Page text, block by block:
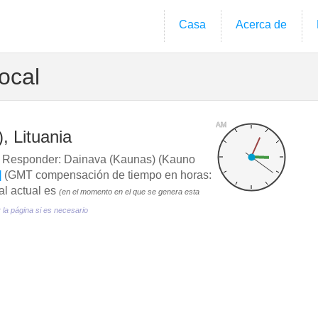
Casa Acerca de
AM
Lituania
Responder: Dainava (Kaunas) (Kauno
(GMT compensación de tiempo en horas:
actual es (en el momento en el que se genera esta
la página si es necesario